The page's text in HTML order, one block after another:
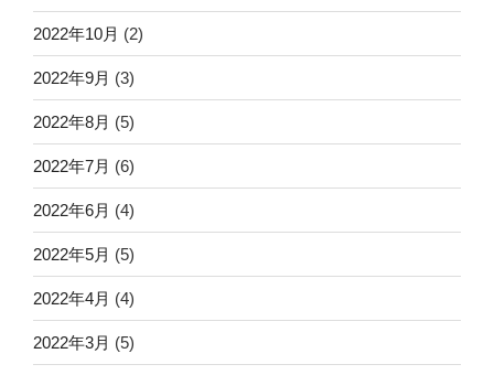
2022年10月 (2)
2022年9月 (3)
2022年8月 (5)
2022年7月 (6)
2022年6月 (4)
2022年5月 (5)
2022年4月 (4)
2022年3月 (5)